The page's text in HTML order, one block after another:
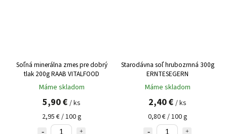
Soľná minerálna zmes pre dobrý
tlak 200g RAAB VITALFOOD
Máme skladom
5,90 € / ks
2,95 € / 100 g
Starodávna soľ hrubozrnná 300g
ERNTESEGERN
Máme skladom
2,40 € / ks
0,80 € / 100 g